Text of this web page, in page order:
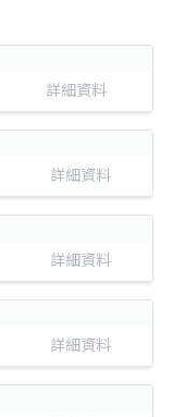
詳細資料
詳細資料
詳細資料
詳細資料